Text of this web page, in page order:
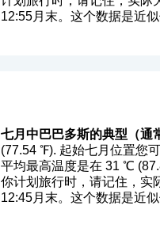
12:55月末。这个数据是近
七月中巴巴多斯的典型（通
(77.54 ℉). 起始七月位置您
平均最高温度是在 31 ℃
你计划旅行时，请记住，实
12:45月末。这个数据是近